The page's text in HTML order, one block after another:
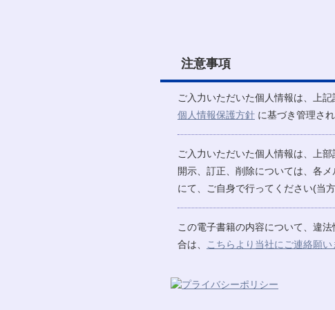
注意事項
ご入力いただいた個人情報は、上
個人情報保護方針 に基づき管理され
ご入力いただいた個人情報は、上
開示、訂正、削除については、各
にて、ご自身で行ってください(当
この電子書籍の内容について、違
合は、
こちらより当社にご連絡願い